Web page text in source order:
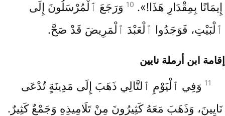
إِيمَانًا بِمِقْدَارِ هَذَا!». 10 وَرَجَعَ ٱلْمُرْسَلُونَ إِلَى
ٱلْبَيْتِ، فَوَجَدُوا ٱلْعَبْدَ ٱلْمَرِيضَ قَدْ صَحَّ.
إقامة ابن أرملة نايين
11 وَفِي ٱلْيَوْمِ ٱلتَّالِي ذَهَبَ إِلَى مَدِينَةٍ تُدْعَى
نَايِينَ، وَذَهَبَ مَعَهُ كَثِيرُونَ مِنْ تَلَامِيذِهِ وَجَمْعٌ كَثِيرٌ.